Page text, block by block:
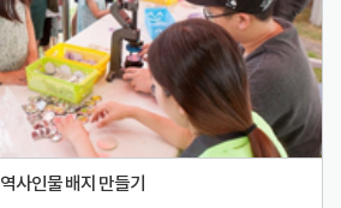
역사인물 배지 만들기